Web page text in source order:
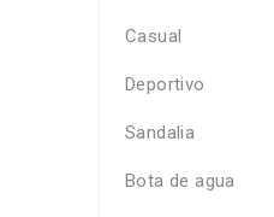
Casual
Deportivo
Sandalia
Bota de agua